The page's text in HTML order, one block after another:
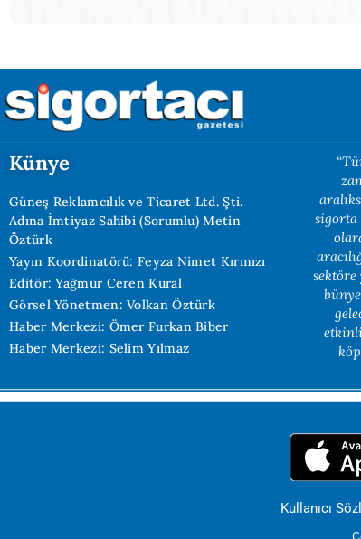
Künye
Güneş Reklamcılık ve Ticaret Ltd. Şti.
Adına İmtiyaz Sahibi (Sorumlu) Metin
Öztürk
Yayın Koordinatörü: Feyza Nimet Kırmızı
Editör: Yağmur Ceren Kural
Görsel Yönetmen: Volkan Öztürk
Haber Merkezi: Ömer Furkan Biber
Haber Merkezi: Selim Yılmaz
sigorta
Kullanıcı